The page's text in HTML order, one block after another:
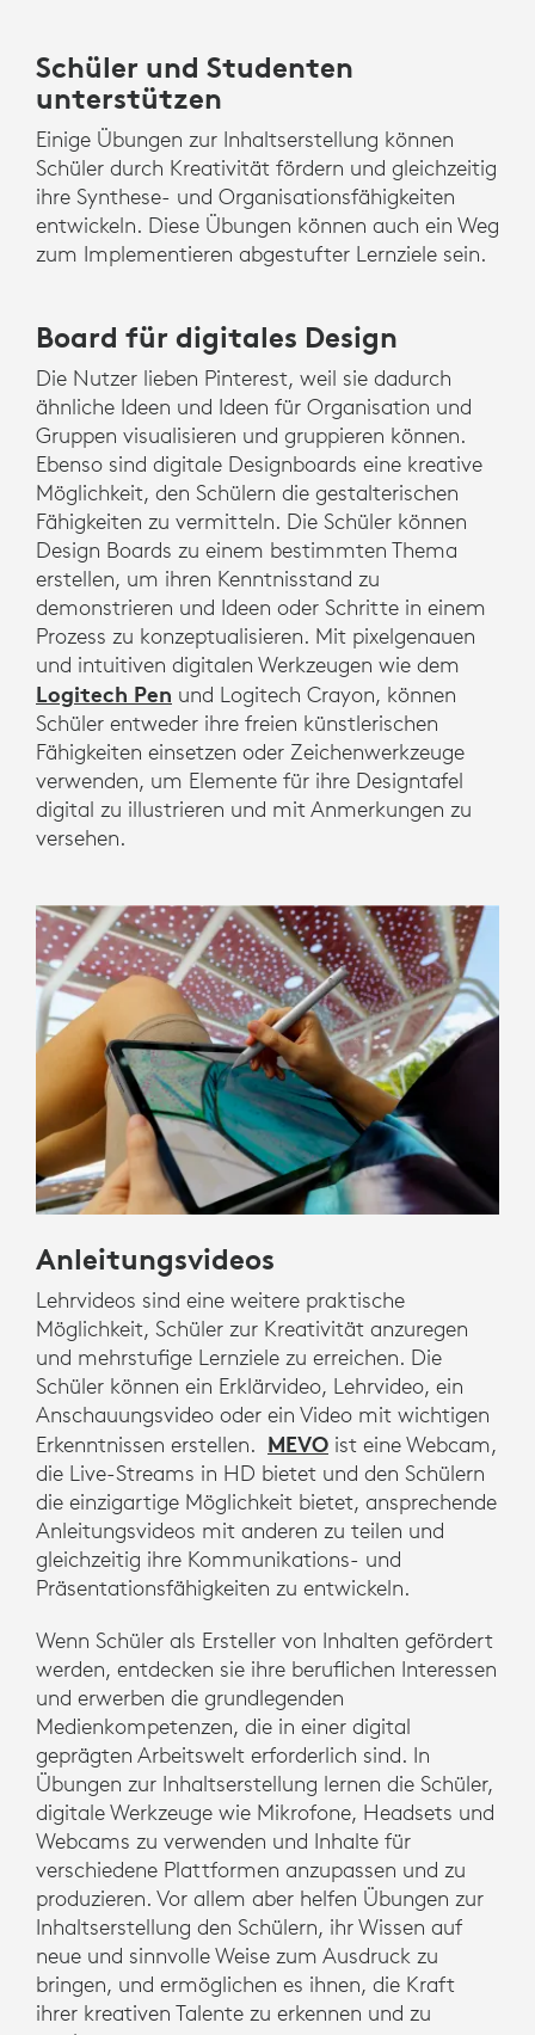
Schüler und Studenten
unterstützen
Einige Übungen zur Inhaltserstellung können
Schüler durch Kreativität fördern und gleichzeitig
ihre Synthese- und Organisationsfähigkeiten
entwickeln. Diese Übungen können auch ein Weg
zum Implementieren abgestufter Lernziele sein.
Board für digitales Design
Die Nutzer lieben Pinterest, weil sie dadurch
ähnliche Ideen und Ideen für Organisation und
Gruppen visualisieren und gruppieren können.
Ebenso sind digitale Designboards eine kreative
Möglichkeit, den Schülern die gestalterischen
Fähigkeiten zu vermitteln. Die Schüler können
Design Boards zu einem bestimmten Thema
erstellen, um ihren Kenntnisstand zu
demonstrieren und Ideen oder Schritte in einem
Prozess zu konzeptualisieren. Mit pixelgenauen
und intuitiven digitalen Werkzeugen wie dem
Logitech Pen und Logitech Crayon, können
Schüler entweder ihre freien künstlerischen
Fähigkeiten einsetzen oder Zeichenwerkzeuge
verwenden, um Elemente für ihre Designtafel
digital zu illustrieren und mit Anmerkungen zu
versehen.
Anleitungsvideos
Lehrvideos sind eine weitere praktische
Möglichkeit, Schüler zur Kreativität anzuregen
und mehrstufige Lernziele zu erreichen. Die
Schüler können ein Erklärvideo, Lehrvideo, ein
Anschauungsvideo oder ein Video mit wichtigen
Erkenntnissen erstellen. MEVO ist eine Webcam,
die Live-Streams in HD bietet und den Schülern
die einzigartige Möglichkeit bietet, ansprechende
Anleitungsvideos mit anderen zu teilen und
gleichzeitig ihre Kommunikations- und
Präsentationsfähigkeiten zu entwickeln.
Wenn Schüler als Ersteller von Inhalten gefördert
werden, entdecken sie ihre beruflichen Interessen
und erwerben die grundlegenden
Medienkompetenzen, die in einer digital
geprägten Arbeitswelt erforderlich sind. In
Übungen zur Inhaltserstellung lernen die Schüler,
digitale Werkzeuge wie Mikrofone, Headsets und
Webcams zu verwenden und Inhalte für
verschiedene Plattformen anzupassen und zu
produzieren. Vor allem aber helfen Übungen zur
Inhaltserstellung den Schülern, ihr Wissen auf
neue und sinnvolle Weise zum Ausdruck zu
bringen, und ermöglichen es ihnen, die Kraft
ihrer kreativen Talente zu erkennen und zu